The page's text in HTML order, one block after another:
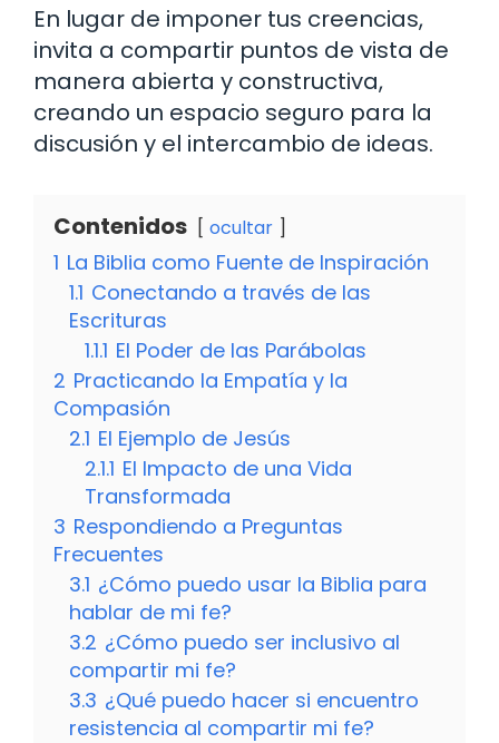
En lugar de imponer tus creencias,
invita a compartir puntos de vista de
manera abierta y constructiva,
creando un espacio seguro para la
discusión y el intercambio de ideas.
Contenidos ocultar
1 La Biblia como Fuente de Inspiración
1.1 Conectando a través de las
Escrituras
1.1.1 El Poder de las Parábolas
2 Practicando la Empatía y la
Compasión
2.1 El Ejemplo de Jesús
2.1.1 El Impacto de una Vida
Transformada
3 Respondiendo a Preguntas
Frecuentes
3.1 ¿Cómo puedo usar la Biblia para
hablar de mi fe?
3.2 ¿Cómo puedo ser inclusivo al
compartir mi fe?
3.3 ¿Qué puedo hacer si encuentro
resistencia al compartir mi fe?